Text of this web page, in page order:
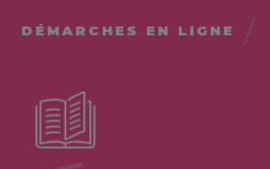
DÉMARCHES EN LIGNE